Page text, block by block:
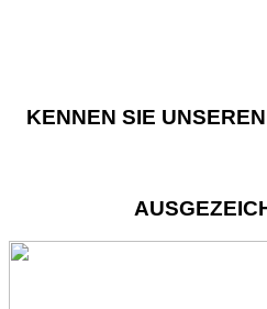
KENNEN SIE